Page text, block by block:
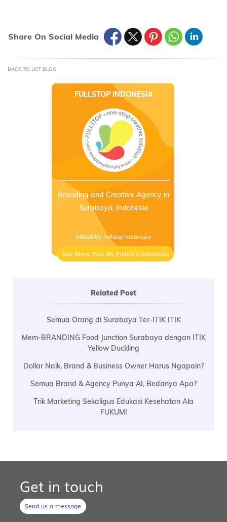
Share On Social Media
BACK TO LIST BLOG
FULLSTOP INDONESIA
Branding and Creative Agency in
Surabaya, Indonesia
Edited By Fullstop Indonesia
See More Post By Fullstop Indonesia
Related Post
Semua Orang di Surabaya Ter-ITIK ITIK
Mem-BRANDING Food Junction Surabaya dengan ITIK
Yellow Duckling
Dollar Naik, Brand & Business Owner Harus Ngapain?
Semua Brand & Agency Punya AI, Bedanya Apa?
Trik Marketing Sekaligus Edukasi Kesehatan Ala
FUKUMI
Get in touch
Send us a message